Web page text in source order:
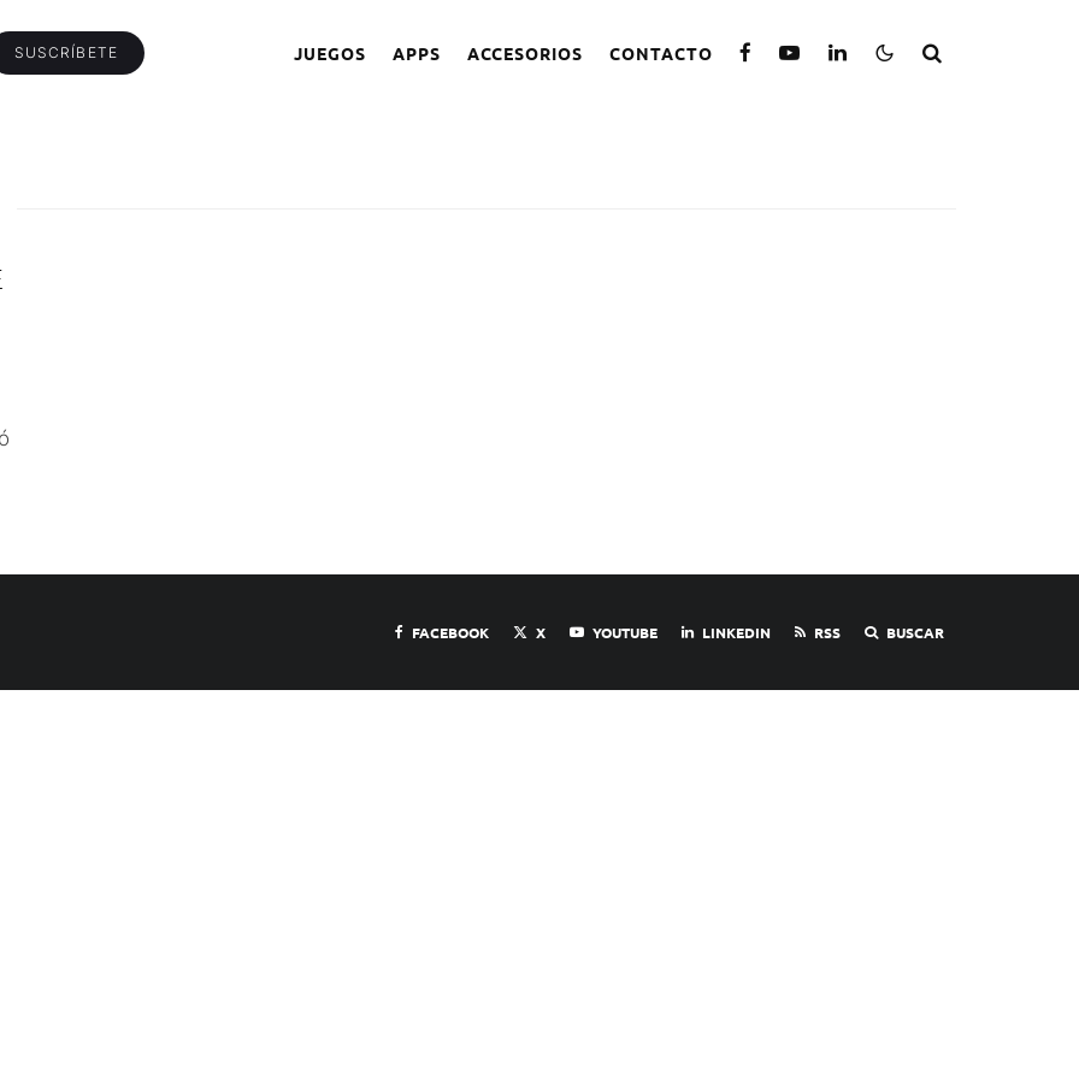
SUSCRÍBETE JUEGOS APPS ACCESORIOS CONTACTO
FACEBOOK X YOUTUBE LINKEDIN RSS BUSCAR